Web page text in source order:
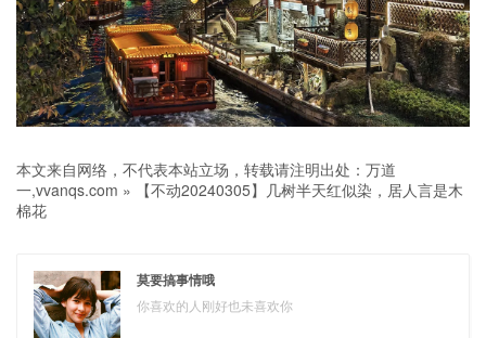
本文来自网络，不代表本站立场，转载请注明出处： 万道
一,vvanqs.com »
【不动20240305】几树半天红似染，居人言是木
棉花
莫要搞事情哦
你喜欢的人刚好也未喜欢你